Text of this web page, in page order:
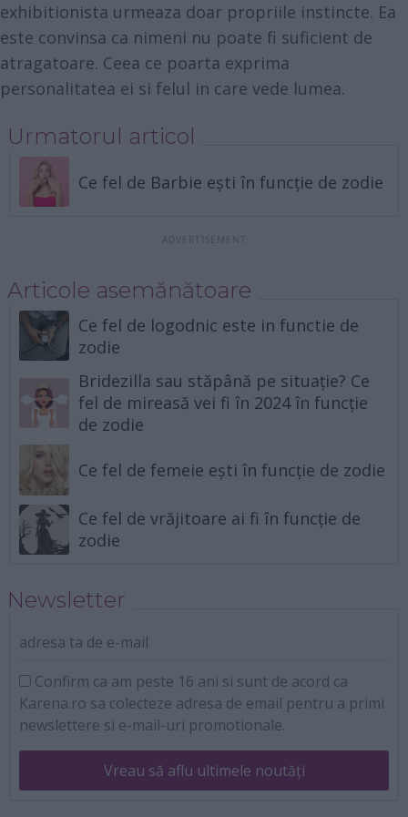
exhibitionista urmeaza doar propriile instincte. Ea
este convinsa ca nimeni nu poate fi suficient de
atragatoare. Ceea ce poarta exprima
personalitatea ei si felul in care vede lumea.
Urmatorul articol
Ce fel de Barbie ești în funcție de zodie
Articole asemănătoare
Ce fel de logodnic este in functie de
zodie
Bridezilla sau stăpână pe situație? Ce
fel de mireasă vei fi în 2024 în funcție
de zodie
Ce fel de femeie ești în funcție de zodie
Ce fel de vrăjitoare ai fi în funcție de
zodie
Newsletter
adresa ta de e-mail
Confirm ca am peste 16 ani si sunt de acord ca
Karena.ro sa colecteze adresa de email pentru a primi
newslettere si e-mail-uri promotionale.
Vreau să aflu ultimele noutăți